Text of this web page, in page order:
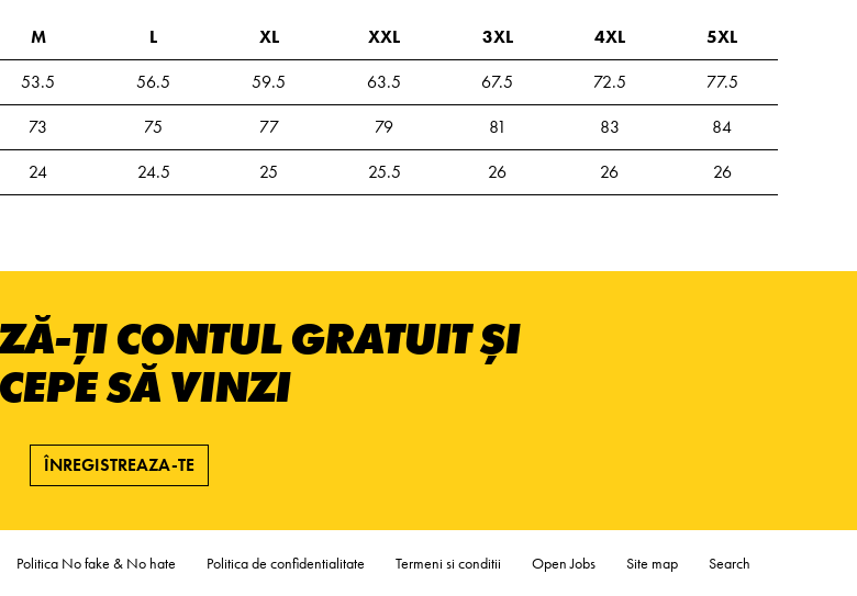
M L XL XXL 3XL 4XL
5XL
53.5 56.5 59.5 63.5 67.5 72.5
77.5
73 75 77 79 81 83
84
24 24.5 25 25.5 26 26 26
ȚI CONTUL GRATUIT ȘI
SĂ VINZI
ÎNREGISTREAZA-TE
Politica No fake & No hate Politica de confidentialitate Termeni si conditii Open Jobs Site map Search